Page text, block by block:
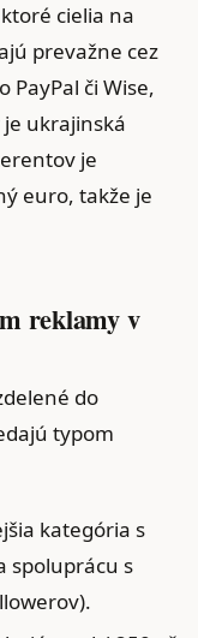
cielia na
prevažne cez
či Wise,
ukrajinská
je
euro, takže je
reklamy v
do
typom
kategória s
spoluprácu s